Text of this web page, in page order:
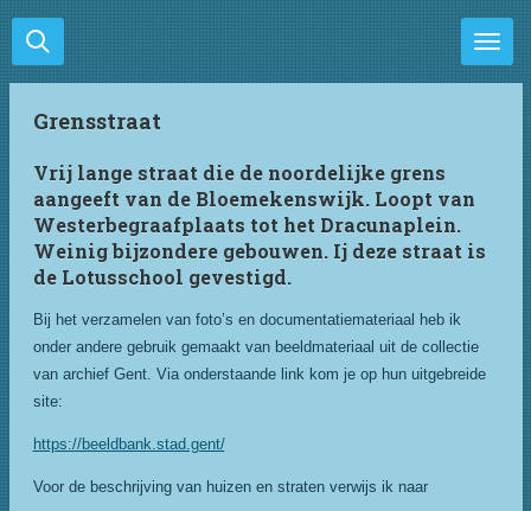
Ga
direct
naar
hoofdinhoud
Grensstraat
Vrij lange straat die de noordelijke grens
aangeeft van de Bloemekenswijk. Loopt van
Westerbegraafplaats tot het Dracunaplein.
Weinig bijzondere gebouwen. Ij deze straat is
de Lotusschool gevestigd.
Bij het verzamelen van foto’s en documentatiemateriaal heb ik
onder andere gebruik gemaakt van beeldmateriaal uit de collectie
van archief Gent. Via onderstaande link kom je op hun uitgebreide
site:
https://beeldbank.stad.gent/
Voor de beschrijving van huizen en straten verwijs ik naar